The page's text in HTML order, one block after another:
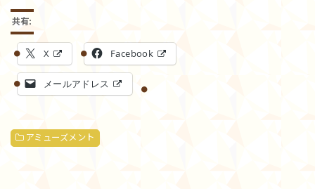
共有:
X Facebook
メールアドレス
アミューズメント